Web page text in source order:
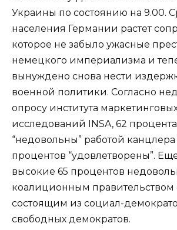
Украины по состоянию на 9.00.
населения Германии растет
которое не забыло ужасные
немецкого империализма и
вынуждено снова нести
военной политики. Согласно
опросу института
исследований INSA, 62
“недовольны” работой канцлера
процентов “удовлетворены”.
высокие 65 процентов
коалиционным правительством
состоящим из социал-
свободных демократов.